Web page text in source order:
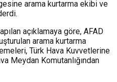
arama kurtarma ekibi ve
açıklamaya göre, AFAD
arama kurtarma
Türk Hava Kuvvetlerine
Meydan Komutanlığından